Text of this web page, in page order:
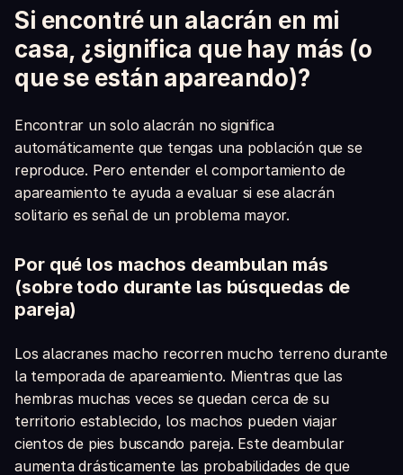
Si encontré un alacrán en mi
casa, ¿significa que hay más (o
que se están apareando)?
Encontrar un solo alacrán no significa
automáticamente que tengas una población que se
reproduce. Pero entender el comportamiento de
apareamiento te ayuda a evaluar si ese alacrán
solitario es señal de un problema mayor.
Por qué los machos deambulan más
(sobre todo durante las búsquedas de
pareja)
Los alacranes macho recorren mucho terreno durante
la temporada de apareamiento. Mientras que las
hembras muchas veces se quedan cerca de su
territorio establecido, los machos pueden viajar
cientos de pies buscando pareja. Este deambular
aumenta drásticamente las probabilidades de que